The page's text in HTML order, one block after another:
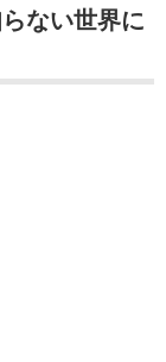
ない世界に